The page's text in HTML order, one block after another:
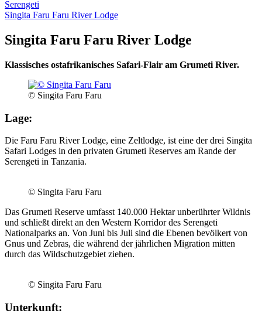
Serengeti
Singita Faru Faru River Lodge
Singita Faru Faru River Lodge
Klassisches ostafrikanisches Safari-Flair am Grumeti River.
© Singita Faru Faru
Lage:
Die Faru Faru River Lodge, eine Zeltlodge, ist eine der drei Singita
Safari Lodges in den privaten Grumeti Reserves am Rande der
Serengeti in Tanzania.
© Singita Faru Faru
Das Grumeti Reserve umfasst 140.000 Hektar unberührter Wildnis
und schließt direkt an den Western Korridor des Serengeti
Nationalparks an. Von Juni bis Juli sind die Ebenen bevölkert von
Gnus und Zebras, die während der jährlichen Migration mitten
durch das Wildschutzgebiet ziehen.
© Singita Faru Faru
Unterkunft: